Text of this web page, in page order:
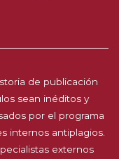
de publicación
sean inéditos y
por el programa
internos antiplagios.
externos